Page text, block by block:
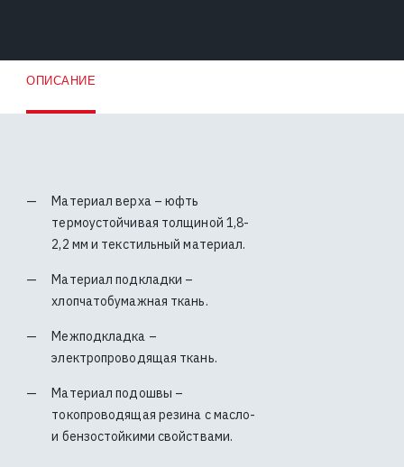
ОПИСАНИЕ
Материал верха – юфть
термоустойчивая толщиной 1,8-
2,2 мм и текстильный материал.
Материал подкладки –
хлопчатобумажная ткань.
Межподкладка –
электропроводящая ткань.
Материал подошвы –
токопроводящая резина с масло-
и бензостойкими свойствами.